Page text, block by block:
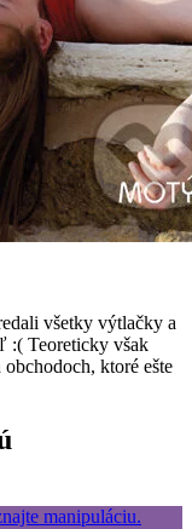
všetky výtlačky a
:( Teoreticky však
ktoré ešte